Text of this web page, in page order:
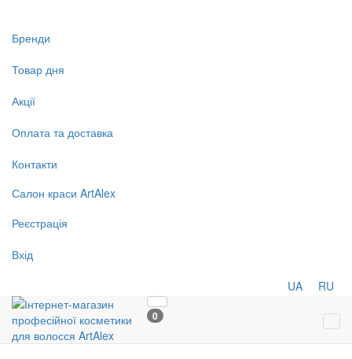
Бренди
Товар дня
Акції
Оплата та доставка
Контакти
Салон краси ArtAlex
Реєстрація
Вхід
UA RU
0